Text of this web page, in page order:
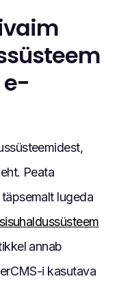
e-
Peata
lugeda
annab
i kasutava